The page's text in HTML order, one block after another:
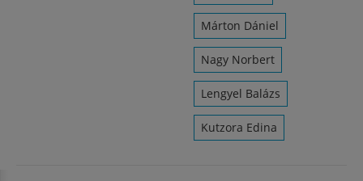
Márton Dániel
Nagy Norbert
Lengyel Balázs
Kutzora Edina